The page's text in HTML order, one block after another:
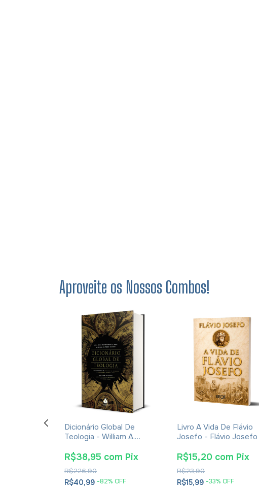
Aproveite os Nossos Combos!
Dicionário Global De
Teologia - William A.
R$40,99 -82% OFF
R$226,90
R$38,95 com Pix
Livro A Vida De Flávio
Josefo - Flávio Josefo
R$15,99 -33% OFF
R$23,90
R$15,20 com Pix